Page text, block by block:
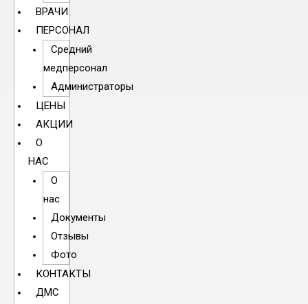
ВРАЧИ
ПЕРСОНАЛ
Средний
медперсонал
Администраторы
ЦЕНЫ
АКЦИИ
О
НАС
О
нас
Документы
Отзывы
Фото
КОНТАКТЫ
ДМС